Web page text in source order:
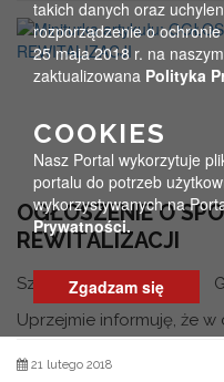
OGŁOSZENIE O
REWITALIZACJI
Szanowni Mieszkańcy
Uprzejmie informuję, że w
21 lutego 2018
takich danych oraz
rozporządzenie o
25 maja 2018 r. na
zaktualizowana Polityka
COOKIES
Nasz Portal wykorzytuje
portalu do potrzeb
wykorzystywanych na
Prywatności.
Zgadzam się